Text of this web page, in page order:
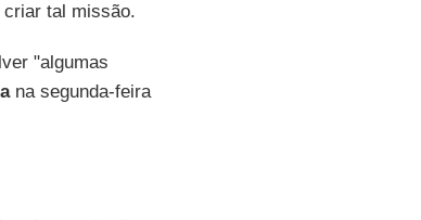
tal missão.
"algumas
na segunda-feira